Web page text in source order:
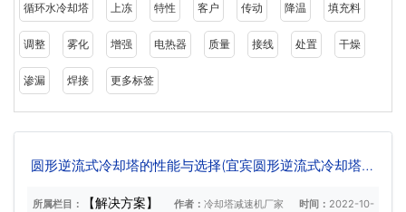
循环水冷却塔 上冻 特性 客户 传动 降温 填充料
调整 雾化 增强 电热器 质量 接线 处置 干燥
渗漏 焊接 更多标签
圆形逆流式冷却塔的性能与选择(宜宾圆形逆流式冷却塔厂
所属栏目： 【解决方案】 作者： 冷却塔减速机厂家 时间： 2022-10-